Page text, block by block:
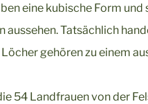
eine kubische Form
aussehen. Tatsächlich
gehören zu einem
54 Landfrauen von der